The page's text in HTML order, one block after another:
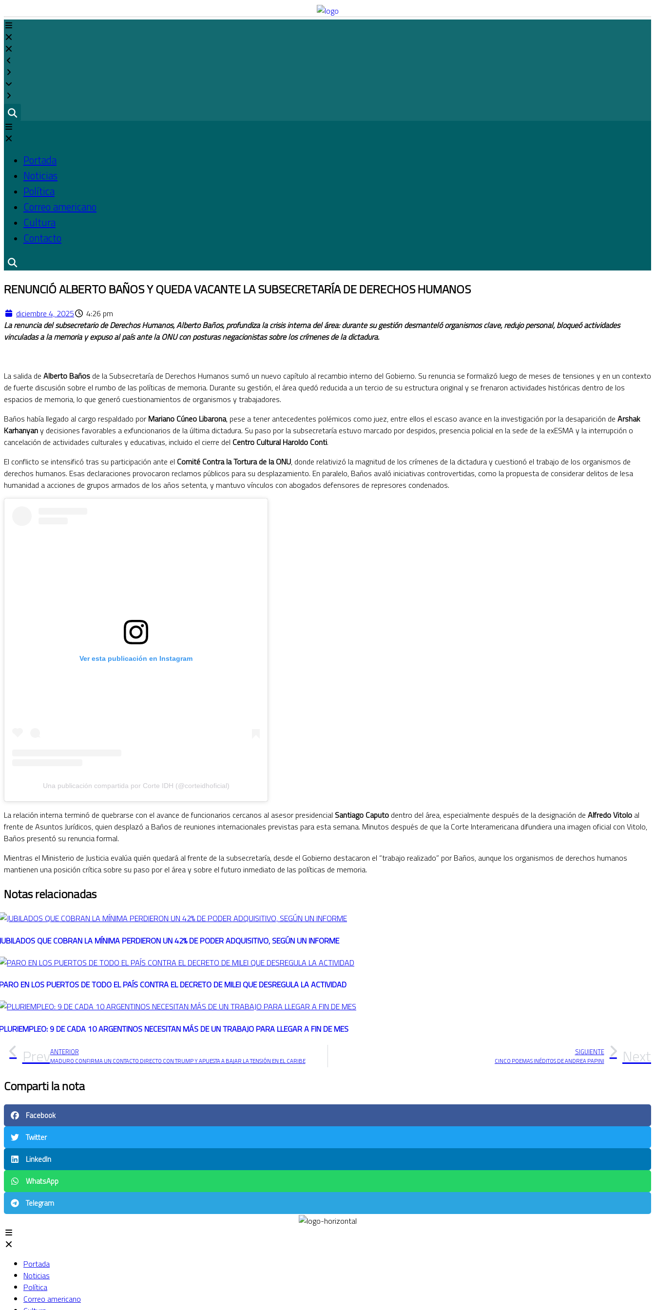
al
contenido
Portada
Noticias
Política
Correo americano
Cultura
Contacto
RENUNCIÓ ALBERTO BAÑOS Y QUEDA VACANTE LA SUBSECRETARÍA DE DERECHOS HUMANOS
diciembre 4, 2025
4:26 pm
La renuncia del subsecretario de Derechos Humanos, Alberto Baños, profundiza la crisis interna del área: durante su gestión desmanteló organismos clave, redujo personal, bloqueó actividades
vinculadas a la memoria y expuso al país ante la ONU con posturas negacionistas sobre los crímenes de la dictadura.
La salida de Alberto Baños de la Subsecretaría de Derechos Humanos sumó un nuevo capítulo al recambio interno del Gobierno. Su renuncia se formalizó luego de meses de tensiones y en un contexto
de fuerte discusión sobre el rumbo de las políticas de memoria. Durante su gestión, el área quedó reducida a un tercio de su estructura original y se frenaron actividades históricas dentro de los
espacios de memoria, lo que generó cuestionamientos de organismos y trabajadores.
Baños había llegado al cargo respaldado por Mariano Cúneo Libarona, pese a tener antecedentes polémicos como juez, entre ellos el escaso avance en la investigación por la desaparición de Arshak
Karhanyany decisiones favorables a exfuncionarios de la última dictadura. Su paso por la subsecretaría estuvo marcado por despidos, presencia policial en la sede de la exESMA y la interrupción o
cancelación de actividades culturales y educativas, incluido el cierre del Centro Cultural Haroldo Conti.
El conflicto se intensificó tras su participación ante el Comité Contra la Tortura de la ONU, donde relativizó la magnitud de los crímenes de la dictadura y cuestionó el trabajo de los organismos de
derechos humanos. Esas declaraciones provocaron reclamos públicos para su desplazamiento. En paralelo, Baños avaló iniciativas controvertidas, como la propuesta de considerar delitos de lesa
humanidad a acciones de grupos armados de los años setenta, y mantuvo vínculos con abogados defensores de represores condenados.
Ver esta publicación en Instagram
Una publicación compartida por Corte IDH (@corteidhoficial)
La relación interna terminó de quebrarse con el avance de funcionarios cercanos al asesor presidencial Santiago Caputo dentro del área, especialmente después de la designación de Alfredo Vitolo al
frente de Asuntos Jurídicos, quien desplazó a Baños de reuniones internacionales previstas para esta semana. Minutos después de que la Corte Interamericana difundiera una imagen oficial con Vitolo,
Baños presentó su renuncia formal.
Mientras el Ministerio de Justicia evalúa quién quedará al frente de la subsecretaría, desde el Gobierno destacaron el “trabajo realizado” por Baños, aunque los organismos de derechos humanos
mantienen una posición crítica sobre su paso por el área y sobre el futuro inmediato de las políticas de memoria.
Notas relacionadas
QUE COBRAN LA MÍNIMA PERDIERON UN 42% DE PODER ADQUISITIVO, SEGÚN UN INFORME
EN LOS PUERTOS DE TODO EL PAÍS CONTRA EL DECRETO DE MILEI QUE DESREGULA LA ACTIVIDAD
9 DE CADA 10 ARGENTINOS NECESITAN MÁS DE UN TRABAJO PARA LLEGAR A FIN DE MES
PrevANTERIOR
MADURO CONFIRMA UN CONTACTO DIRECTO CON TRUMP Y APUESTA A BAJAR LA TENSIÓN EN EL CARIBE
SIGUIENTE
CINCO POEMAS INÉDITOS DE ANDREA PAPINI Next
Comparti la nota
Facebook
Twitter
LinkedIn
WhatsApp
Telegram
Portada
Noticias
Política
Correo americano